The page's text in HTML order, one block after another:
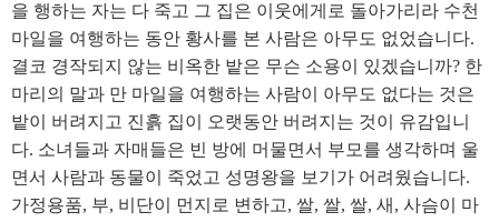
을 행하는 자는 다 죽고 그 집은 이웃에게로 돌아가리라 수천
마일을 여행하는 동안 황사를 본 사람은 아무도 없었습니다.
결코 경작되지 않는 비옥한 밭은 무슨 소용이 있겠습니까? 한
마리의 말과 만 마일을 여행하는 사람이 아무도 없다는 것은
밭이 버려지고 진흙 집이 오랫동안 버려지는 것이 유감입니
다. 소녀들과 자매들은 빈 방에 머물면서 부모를 생각하며 울
면서 사람과 동물이 죽었고 성명왕을 보기가 어려웠습니다.
가정용품, 부, 비단이 먼지로 변하고, 쌀, 쌀, 쌀, 새, 사슴이 마